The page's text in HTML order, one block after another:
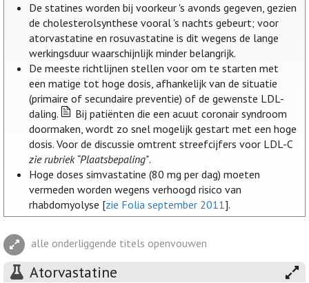
De statines worden bij voorkeur 's avonds gegeven, gezien
de cholesterolsynthese vooral 's nachts gebeurt; voor
atorvastatine en rosuvastatine is dit wegens de lange
werkingsduur waarschijnlijk minder belangrijk.
De meeste richtlijnen stellen voor om te starten met
een matige tot hoge dosis, afhankelijk van de situatie
(primaire of secundaire preventie) of de gewenste LDL-
daling.
Bij patiënten die een acuut coronair syndroom
doormaken, wordt zo snel mogelijk gestart met een hoge
dosis. Voor de discussie omtrent streefcijfers voor LDL-C
zie rubriek “Plaatsbepaling".
Hoge doses simvastatine (80 mg per dag) moeten
vermeden worden wegens verhoogd risico van
rhabdomyolyse [zie Folia september 2011].
alle onderliggende titels openvouwen
Atorvastatine